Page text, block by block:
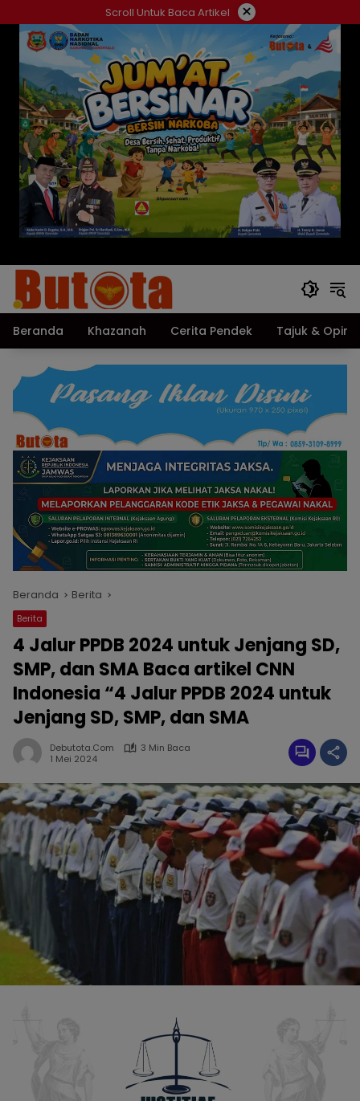
ke
konten
Scroll Untuk Baca Artikel ×
Beranda Khazanah Cerita Pendek Tajuk & Opini
Beranda Berita
Berita
4 Jalur PPDB 2024 untuk Jenjang SD,
SMP, dan SMA Baca artikel CNN
Indonesia “4 Jalur PPDB 2024 untuk
Jenjang SD, SMP, dan SMA
Debutota.com
3 Min Baca
1 Mei 2024